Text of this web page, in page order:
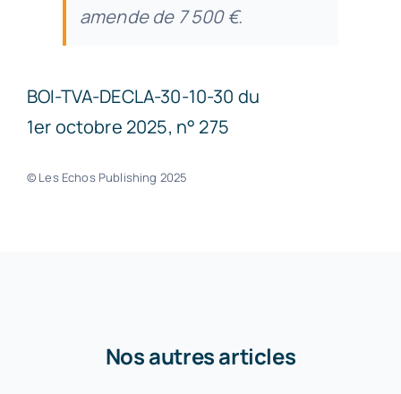
amende de 7 500 €.
BOI-TVA-DECLA-30-10-30 du
1er octobre 2025, n° 275
© Les Echos Publishing 2025
Nos autres articles